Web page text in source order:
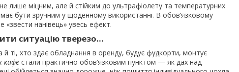
лише міцним, але й стійким до ультрафіолету та температурних
бути зручним у щоденному використанні. В обов’язковому
нанівець» увесь ефект.
ситуацію тверезо…
ті, хто здає обладнання в оренду, будує фудкорти, монтує
кафе стали практично обов’язковим пунктом — як дах над